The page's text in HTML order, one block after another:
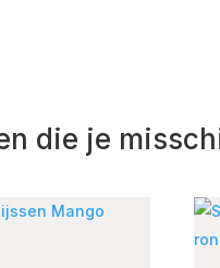
die je